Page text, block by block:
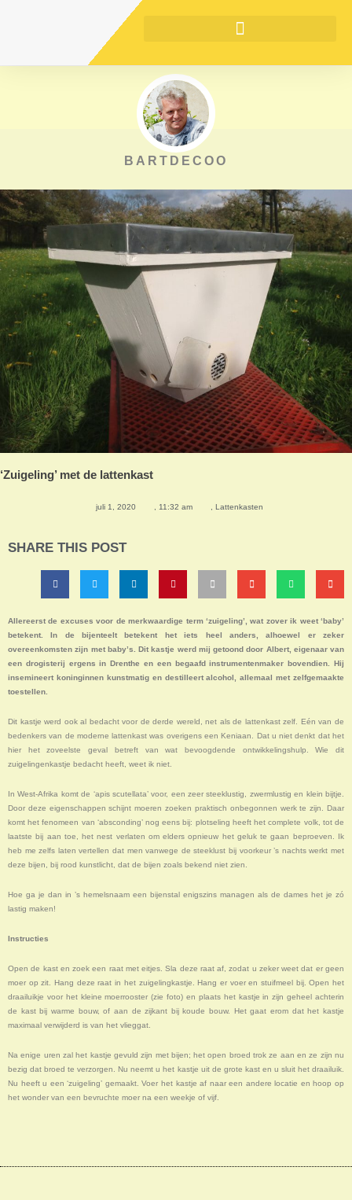
BARTDECOO
‘Zuigeling’ met de lattenkast
juli 1, 2020 11:32 am Lattenkasten
SHARE THIS POST
Allereerst de excuses voor de merkwaardige term ‘zuigeling’, wat zover ik weet ‘baby’
betekent. In de bijenteelt betekent het iets heel anders, alhoewel er zeker
overeenkomsten zijn met baby’s. Dit kastje werd mij getoond door Albert, eigenaar van
een drogisterij ergens in Drenthe en een begaafd instrumentenmaker bovendien. Hij
insemineert koninginnen kunstmatig en destilleert alcohol, allemaal met zelfgemaakte
toestellen.
Dit kastje werd ook al bedacht voor de derde wereld, net als de lattenkast zelf. Eén van de
bedenkers van de moderne lattenkast was overigens een Keniaan. Dat u niet denkt dat het
hier het zoveelste geval betreft van wat bevoogdende ontwikkelingshulp. Wie dit
zuigelingenkastje bedacht heeft, weet ik niet.
In West-Afrika komt de ‘apis scutellata’ voor, een zeer steeklustig, zwermlustig en klein bijtje.
Door deze eigenschappen schijnt moeren zoeken praktisch onbegonnen werk te zijn. Daar
komt het fenomeen van ‘absconding’ nog eens bij: plotseling heeft het complete volk, tot de
laatste bij aan toe, het nest verlaten om elders opnieuw het geluk te gaan beproeven. Ik
heb me zelfs laten vertellen dat men vanwege de steeklust bij voorkeur ’s nachts werkt met
deze bijen, bij rood kunstlicht, dat de bijen zoals bekend niet zien.
Hoe ga je dan in ’s hemelsnaam een bijenstal enigszins managen als de dames het je zó
lastig maken!
Instructies
Open de kast en zoek een raat met eitjes. Sla deze raat af, zodat u zeker weet dat er geen
moer op zit. Hang deze raat in het zuigelingkastje. Hang er voer en stuifmeel bij. Open het
draailuikje voor het kleine moerrooster (zie foto) en plaats het kastje in zijn geheel achterin
de kast bij warme bouw, of aan de zijkant bij koude bouw. Het gaat erom dat het kastje
maximaal verwijderd is van het vlieggat.
Na enige uren zal het kastje gevuld zijn met bijen; het open broed trok ze aan en ze zijn nu
bezig dat broed te verzorgen. Nu neemt u het kastje uit de grote kast en u sluit het draailuik.
Nu heeft u een ‘zuigeling’ gemaakt. Voer het kastje af naar een andere locatie en hoop op
het wonder van een bevruchte moer na een weekje of vijf.